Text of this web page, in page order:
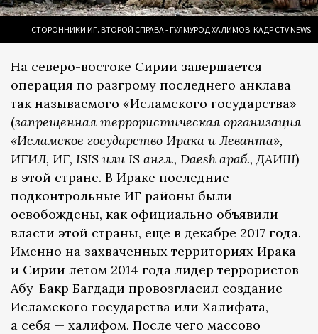
СТОРОННИКИ ИГ. ВТОРОЙ СПРАВА - ГУЛМУРОД ХАЛИМОВ. КАДР CTV NEWS
На северо-востоке Сирии завершается
операция по разгрому последнего анклава
так называемого «Исламского государства»
(запрещенная террористическая организация
«Исламское государство Ирака и Леванта»,
ИГИЛ, ИГ, ISIS или IS англ., Daesh араб., ДАИШ)
в этой стране. В Ираке последние
подконтрольные ИГ районы были
освобождены, как официально объявили
власти этой страны, еще в декабре 2017 года.
Именно на захваченных территориях Ирака
и Сирии летом 2014 года лидер террористов
Абу-Бакр Багдади провозгласил создание
Исламского государства или Халифата,
а себя — халифом. После чего массово